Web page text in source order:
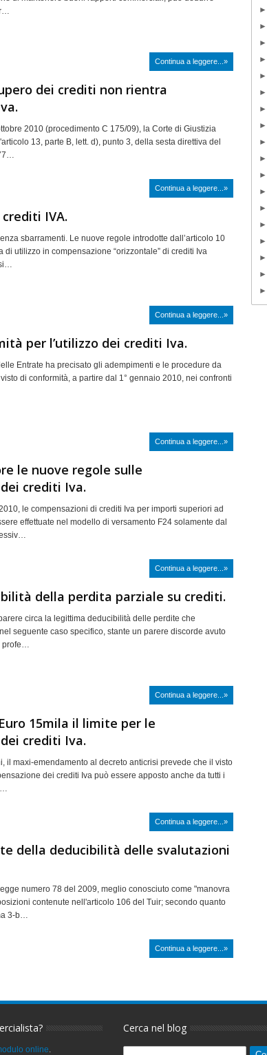
Continua a leggere...»
dei crediti non rientra
2010 (procedimento C 175/09), la Corte di Giustizia
13, parte B, lett. d), punto 3, della sesta direttiva del
Continua a leggere...»
IVA.
sbarramenti. Le nuove regole introdotte dall’articolo 10
di utilizzo in compensazione “orizzontale” di crediti Iva
Continua a leggere...»
per l’utilizzo dei crediti Iva.
Entrate ha precisato gli adempimenti e le procedure da
di conformità, a partire dal 1° gennaio 2010, nei confronti
Continua a leggere...»
le nuove regole sulle
crediti Iva.
le compensazioni di crediti Iva per importi superiori ad
effettuate nel modello di versamento F24 solamente dal
Continua a leggere...»
della perdita parziale su crediti.
circa la legittima deducibilità delle perdite che
seguente caso specifico, stante un parere discorde avuto
profe…
Continua a leggere...»
15mila il limite per le
crediti Iva.
il maxi-emendamento al decreto anticrisi prevede che il visto
dei crediti Iva può essere apposto anche da tutti i
Continua a leggere...»
della deducibilità delle svalutazioni
numero 78 del 2009, meglio conosciuto come "manovra
contenute nell'articolo 106 del Tuir; secondo quanto
3-b…
Continua a leggere...»
►
►
►
►
►
►
►
►
►
►
►
►
►
►
►
►
►
►
online.
Cerca nel blog